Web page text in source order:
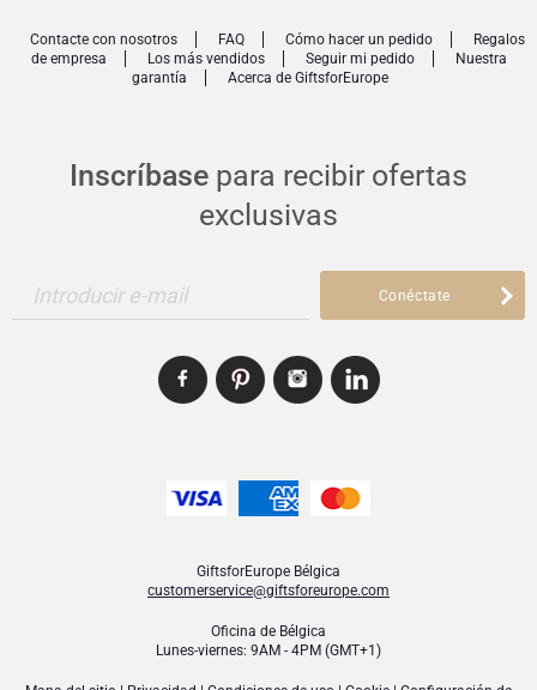
Inscríbase para recibir ofertas
exclusivas
Introducir e-mail Conéctate
Contacte con nosotros FAQ Cómo hacer un pedido
Regalos
de empresa
Los más vendidos Seguir mi pedido
Nuestra
garantía
Acerca de GiftsforEurope
GiftsforEurope Bélgica
customerservice@giftsforeurope.com
Oficina de Bélgica
Lunes-viernes: 9AM - 4PM (GMT+1)